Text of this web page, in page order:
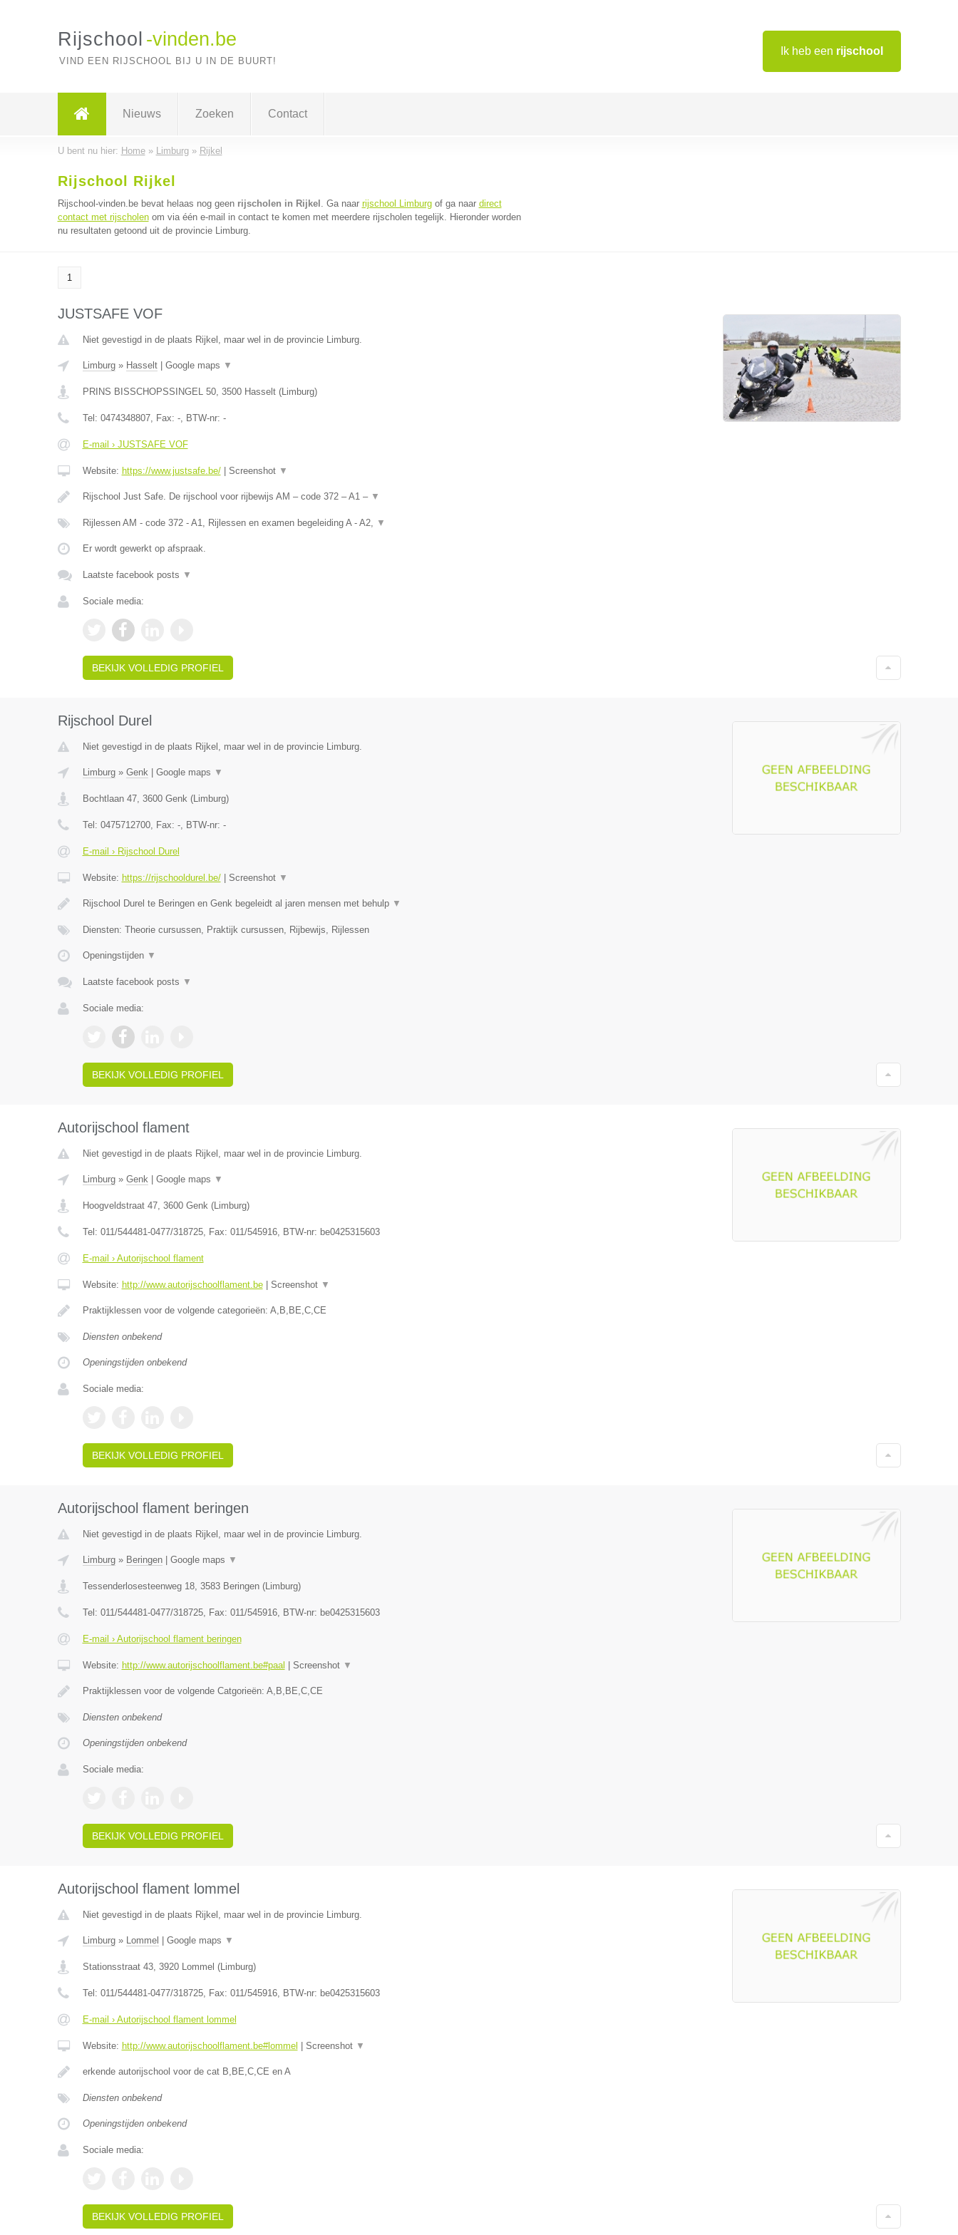
Ik heb een rijschool
Rijschool -vinden.be
VIND EEN RIJSCHOOL BIJ U IN DE BUURT!
Nieuws Zoeken Contact
U bent nu hier: Home» Limburg» Rijkel
Rijschool Rijkel
Rijschool-vinden.be bevat helaas nog geen rijscholen in Rijkel . Ga naar rijschool Limburgof ga naar direct
contact met rijscholenom via één e-mail in contact te komen met meerdere rijscholen tegelijk. Hieronder worden
nu resultaten getoond uit de provincie Limburg.
1
JUSTSAFE VOF
Niet gevestigd in de plaats Rijkel, maar wel in de provincie Limburg.
Limburg» Hasselt| Google maps ▼
PRINS BISSCHOPSSINGEL 50, 3500 Hasselt(Limburg)
Tel: 0474348807, Fax: -, BTW-nr: -
E-mail › JUSTSAFE VOF
Website: https://www.justsafe.be/| Screenshot ▼
Rijschool Just Safe. De rijschool voor rijbewijs AM – code 372 – A1 – ▼
Rijlessen AM - code 372 - A1, Rijlessen en examen begeleiding A - A2, ▼
Er wordt gewerkt op afspraak.
Laatste facebook posts ▼
Sociale media:
BEKIJK VOLLEDIG PROFIEL
Rijschool Durel
Niet gevestigd in de plaats Rijkel, maar wel in de provincie Limburg.
Limburg» Genk| Google maps ▼
Bochtlaan 47, 3600 Genk(Limburg)
Tel: 0475712700, Fax: -, BTW-nr: -
E-mail › Rijschool Durel
Website: https://rijschooldurel.be/| Screenshot ▼
Rijschool Durel te Beringen en Genk begeleidt al jaren mensen met behulp ▼
Diensten: Theorie cursussen, Praktijk cursussen, Rijbewijs, Rijlessen
Openingstijden ▼
Laatste facebook posts ▼
Sociale media:
BEKIJK VOLLEDIG PROFIEL
Autorijschool flament
Niet gevestigd in de plaats Rijkel, maar wel in de provincie Limburg.
Limburg» Genk| Google maps ▼
Hoogveldstraat 47, 3600 Genk(Limburg)
Tel: 011/544481-0477/318725, Fax: 011/545916, BTW-nr: be0425315603
E-mail › Autorijschool flament
Website: http://www.autorijschoolflament.be| Screenshot ▼
Praktijklessen voor de volgende categorieën: A,B,BE,C,CE
Diensten onbekend
Openingstijden onbekend
Sociale media:
BEKIJK VOLLEDIG PROFIEL
Autorijschool flament beringen
Niet gevestigd in de plaats Rijkel, maar wel in de provincie Limburg.
Limburg» Beringen| Google maps ▼
Tessenderlosesteenweg 18, 3583 Beringen(Limburg)
Tel: 011/544481-0477/318725, Fax: 011/545916, BTW-nr: be0425315603
E-mail › Autorijschool flament beringen
Website: http://www.autorijschoolflament.be#paal Screenshot ▼
Praktijklessen voor de volgende Catgorieën: A,B,BE,C,CE
Diensten onbekend
Openingstijden onbekend
Sociale media:
BEKIJK VOLLEDIG PROFIEL
Autorijschool flament lommel
Niet gevestigd in de plaats Rijkel, maar wel in de provincie Limburg.
Limburg» Lommel Google maps ▼
Stationsstraat 43, 3920 Lommel (Limburg)
Tel: 011/544481-0477/318725, Fax: 011/545916, BTW-nr: be0425315603
E-mail › Autorijschool flament lommel
Website: http://www.autorijschoolflament.be#lommel Screenshot ▼
erkende autorijschool voor de cat B,BE,C,CE en A
Diensten onbekend
Openingstijden onbekend
Sociale media:
BEKIJK VOLLEDIG PROFIEL